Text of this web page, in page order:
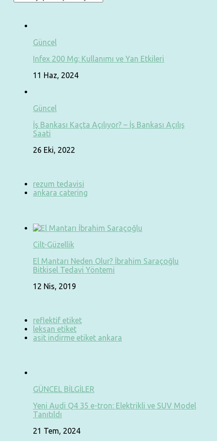
Güncel
Infex 200 Mg: Kullanımı ve Yan Etkileri
11 Haz, 2024
Güncel
İş Bankası Kaçta Açılıyor? – İş Bankası Açılış
Saati
26 Eki, 2022
rezum tedavisi
ankara catering
Cilt-Güzellik
El Mantarı Neden Olur? İbrahim Saraçoğlu
Bitkisel Tedavi Yöntemi
12 Nis, 2019
reflektif etiket
leksan etiket
asit indirme etiket ankara
GÜNCEL BİLGİLER
Yeni Audi Q4 35 e-tron: Elektrikli ve SUV Model
Tanıtıldı
21 Tem, 2024